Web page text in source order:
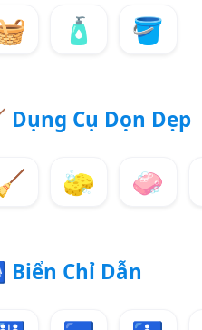
🧴 🪣
Dụng Cụ Dọn Dẹp
🧽 🧼
Biển Chỉ Dẫn